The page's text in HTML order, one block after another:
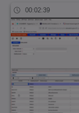
00:02:39